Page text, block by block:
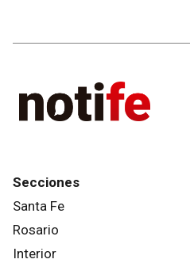
Secciones
Santa Fe
Rosario
Interior